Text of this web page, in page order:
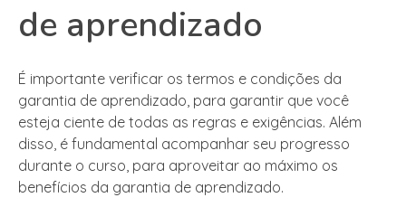
de aprendizado
É importante verificar os termos e condições da
garantia de aprendizado, para garantir que você
esteja ciente de todas as regras e exigências. Além
disso, é fundamental acompanhar seu progresso
durante o curso, para aproveitar ao máximo os
benefícios da garantia de aprendizado.